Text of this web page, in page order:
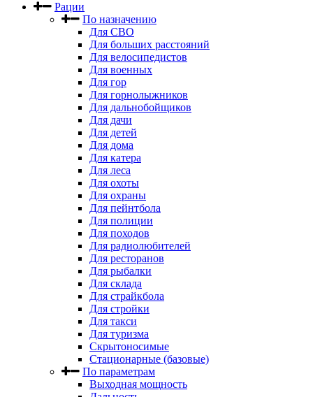
Рации
По назначению
Для СВО
Для больших расстояний
Для велосипедистов
Для военных
Для гор
Для горнолыжников
Для дальнобойщиков
Для дачи
Для детей
Для дома
Для катера
Для леса
Для охоты
Для охраны
Для пейнтбола
Для полиции
Для походов
Для радиолюбителей
Для ресторанов
Для рыбалки
Для склада
Для страйкбола
Для стройки
Для такси
Для туризма
Скрытоносимые
Стационарные (базовые)
По параметрам
Выходная мощность